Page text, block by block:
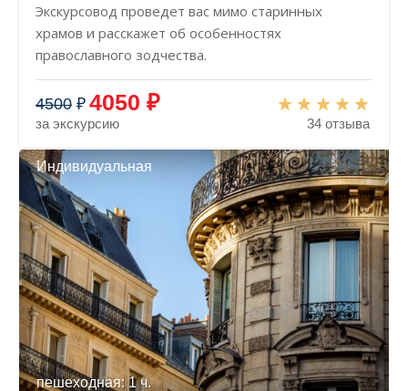
Экскурсовод проведет вас мимо старинных
храмов и расскажет об особенностях
православного зодчества.
4500 ₽ 4050 ₽
за экскурсию 34 отзыва
Индивидуальная
пешеходная: 1 ч.